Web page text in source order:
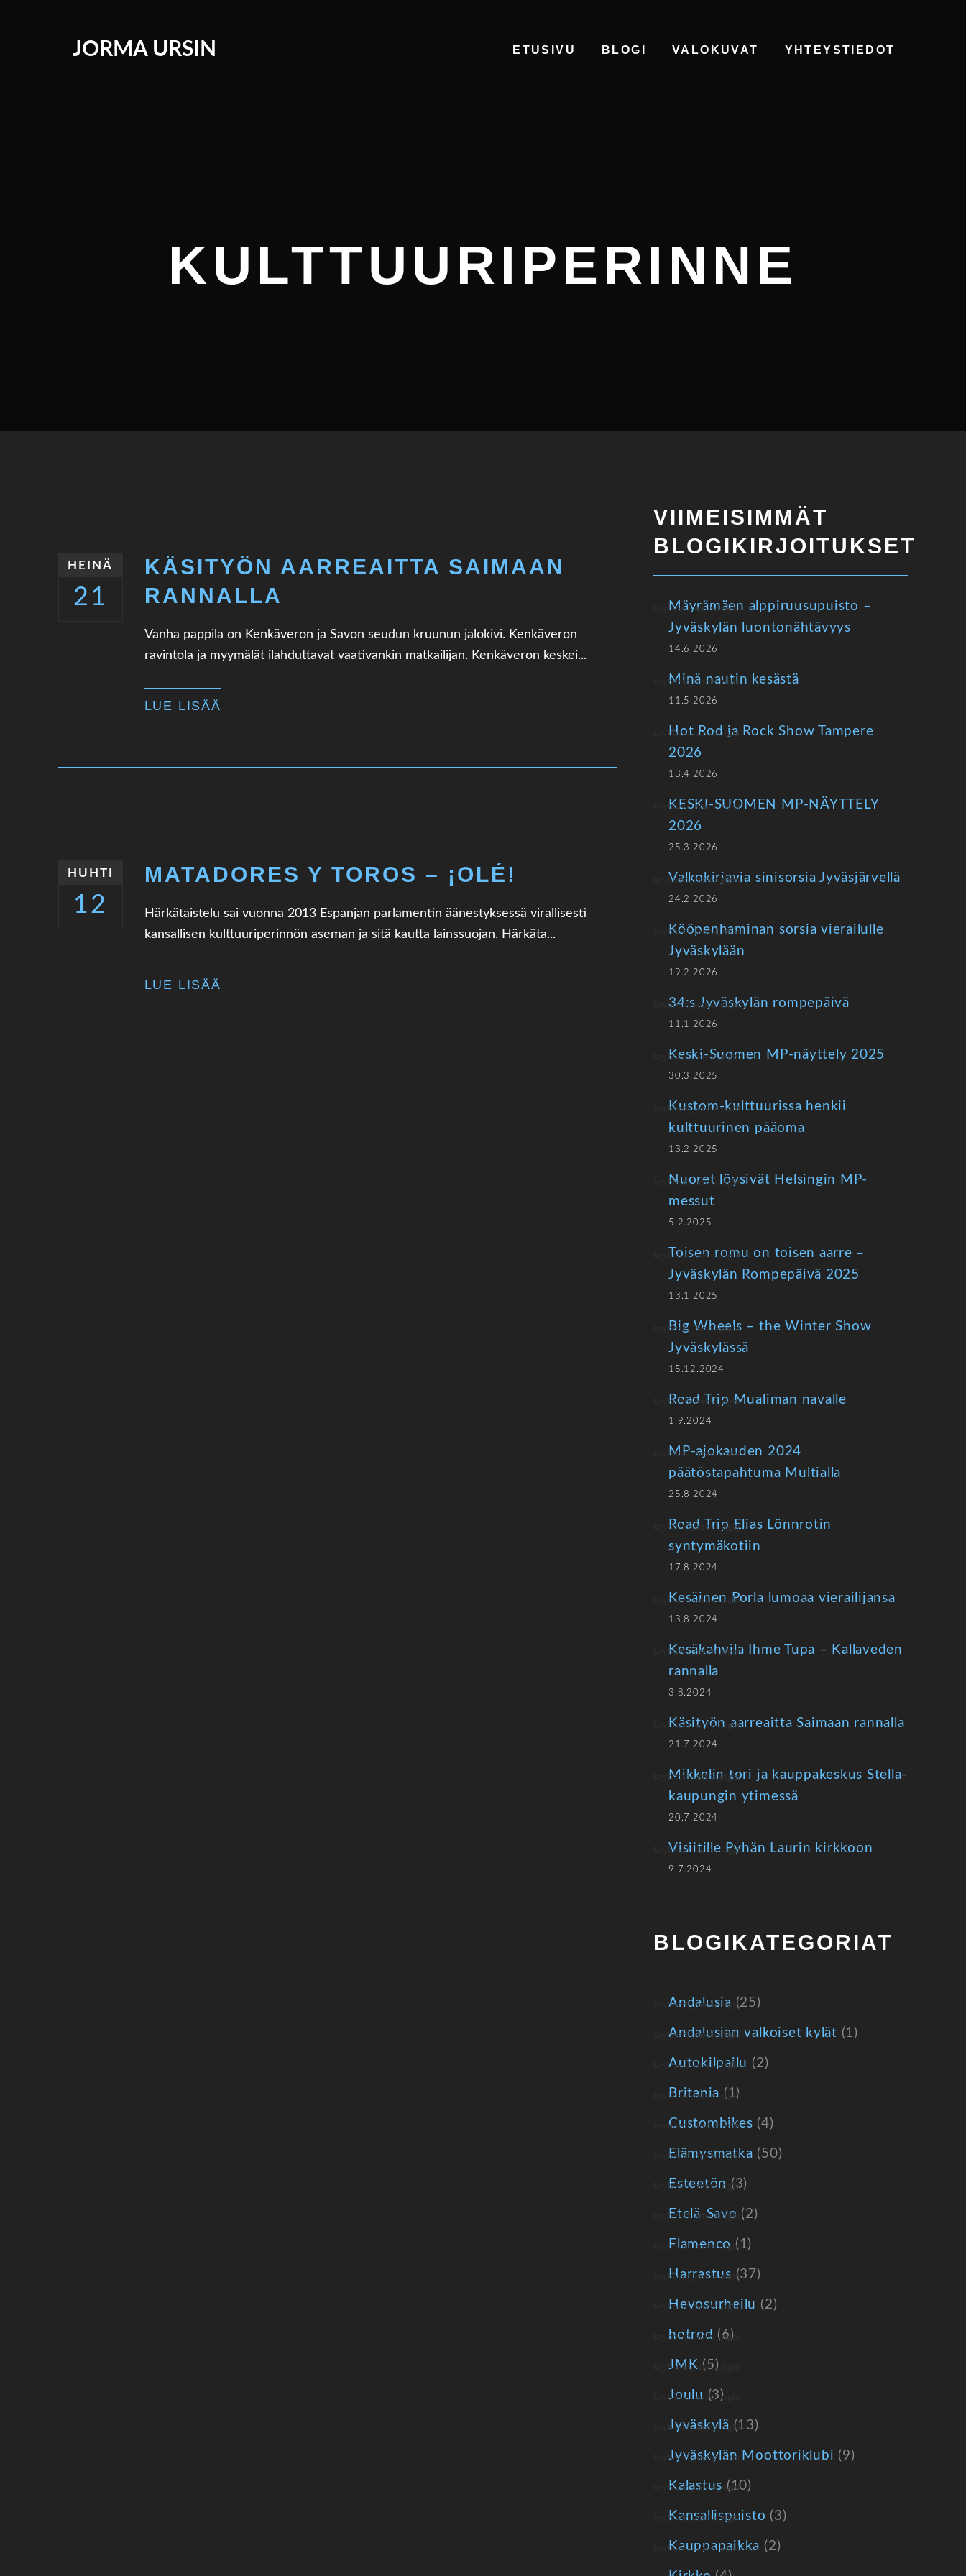
JORMA URSIN ETUSIVU BLOGI VALOKUVAT YHTEYSTIEDOT
KULTTUURIPERINNE
KÄSITYÖN AARREAITTA SAIMAAN
RANNALLA
HEINÄ
21
Vanha pappila on Kenkäveron ja Savon seudun kruunun jalokivi. Kenkäveron
ravintola ja myymälät ilahduttavat vaativankin matkailijan. Kenkäveron keskei...
LUE LISÄÄ
MATADORES Y TOROS – ¡OLÉ!
HUHTI
12
Härkätaistelu sai vuonna 2013 Espanjan parlamentin äänestyksessä virallisesti
kansallisen kulttuuriperinnön aseman ja sitä kautta lainssuojan. Härkäta...
LUE LISÄÄ
VIIMEISIMMÄT
BLOGIKIRJOITUKSET
Mäyrämäen alppiruusupuisto –
Jyväskylän luontonähtävyys
14.6.2026
Minä nautin kesästä
11.5.2026
Hot Rod ja Rock Show Tampere
2026
13.4.2026
KESKI-SUOMEN MP-NÄYTTELY
2026
25.3.2026
Valkokirjavia sinisorsia Jyväsjärvellä
24.2.2026
Kööpenhaminan sorsia vierailulle
Jyväskylään
19.2.2026
34:s Jyväskylän rompepäivä
11.1.2026
Keski-Suomen MP-näyttely 2025
30.3.2025
Kustom-kulttuurissa henkii
kulttuurinen pääoma
13.2.2025
Nuoret löysivät Helsingin MP-
messut
5.2.2025
Toisen romu on toisen aarre –
Jyväskylän Rompepäivä 2025
13.1.2025
Big Wheels – the Winter Show
Jyväskylässä
15.12.2024
Road Trip Mualiman navalle
1.9.2024
MP-ajokauden 2024
päätöstapahtuma Multialla
25.8.2024
Road Trip Elias Lönnrotin
syntymäkotiin
17.8.2024
Kesäinen Porla lumoaa vierailijansa
13.8.2024
Kesäkahvila Ihme Tupa – Kallaveden
rannalla
3.8.2024
Käsityön aarreaitta Saimaan rannalla
21.7.2024
Mikkelin tori ja kauppakeskus Stella-
kaupungin ytimessä
20.7.2024
Visiitille Pyhän Laurin kirkkoon
9.7.2024
BLOGIKATEGORIAT
Andalusia (25)
Andalusian valkoiset kylät (1)
Autokilpailu (2)
Britania (1)
Custombikes (4)
Elämysmatka (50)
Esteetön (3)
Etelä-Savo (2)
Flamenco (1)
Harrastus (37)
Hevosurheilu (2)
hotrod (6)
JMK (5)
Joulu (3)
Jyväskylä (13)
Jyväskylän Moottoriklubi (9)
Kalastus (10)
Kansallispuisto (3)
Kauppapaikka (2)